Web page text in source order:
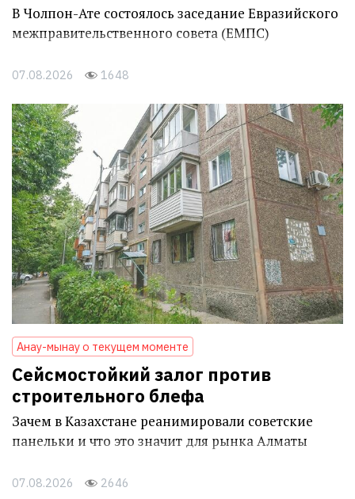
В Чолпон-Ате состоялось заседание Евразийского
межправительственного совета (ЕМПС)
07.08.2026 1648
Анау-мынау о текущем моменте
Сейсмостойкий залог против
строительного блефа
Зачем в Казахстане реанимировали советские
панельки и что это значит для рынка Алматы
07.08.2026 2646